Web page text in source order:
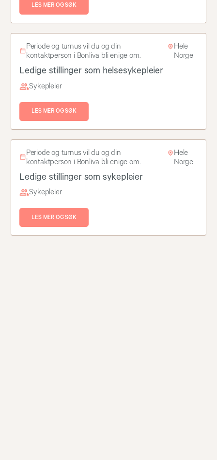
LES MER OG SØK
Periode og turnus vil du og din
kontaktperson i Bonliva bli enige om.
Hele
Norge
Ledige stillinger som helsesykepleier
Sykepleier
LES MER OG SØK
Periode og turnus vil du og din
kontaktperson i Bonliva bli enige om.
Hele
Norge
Ledige stillinger som sykepleier
Sykepleier
LES MER OG SØK